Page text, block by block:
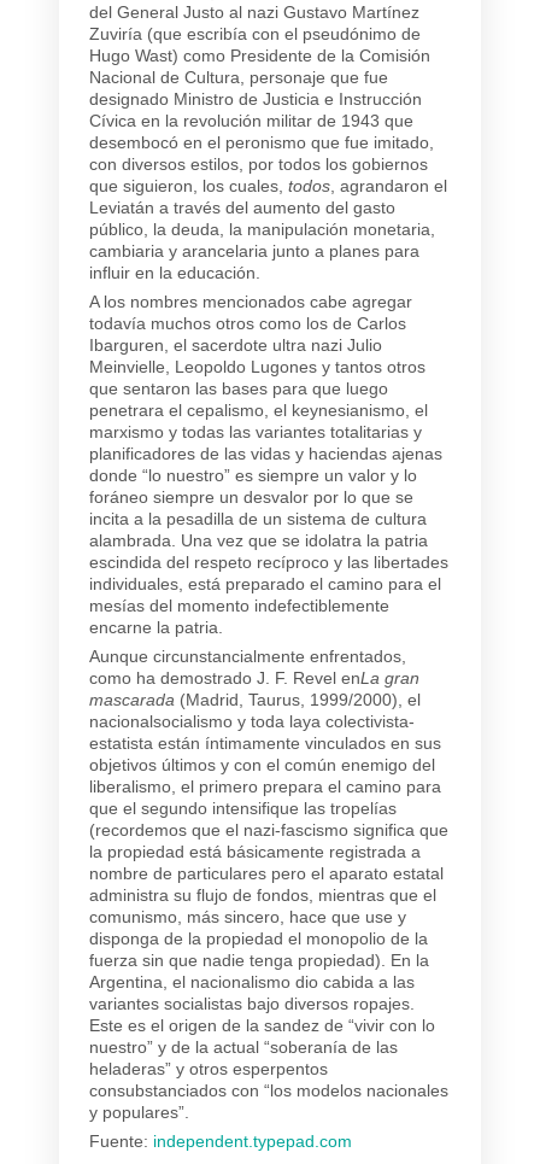
del General Justo al nazi Gustavo Martínez
Zuviría (que escribía con el pseudónimo de
Hugo Wast) como Presidente de la Comisión
Nacional de Cultura, personaje que fue
designado Ministro de Justicia e Instrucción
Cívica en la revolución militar de 1943 que
desembocó en el peronismo que fue imitado,
con diversos estilos, por todos los gobiernos
que siguieron, los cuales, todos, agrandaron el
Leviatán a través del aumento del gasto
público, la deuda, la manipulación monetaria,
cambiaria y arancelaria junto a planes para
influir en la educación.
A los nombres mencionados cabe agregar
todavía muchos otros como los de Carlos
Ibarguren, el sacerdote ultra nazi Julio
Meinvielle, Leopoldo Lugones y tantos otros
que sentaron las bases para que luego
penetrara el cepalismo, el keynesianismo, el
marxismo y todas las variantes totalitarias y
planificadores de las vidas y haciendas ajenas
donde “lo nuestro” es siempre un valor y lo
foráneo siempre un desvalor por lo que se
incita a la pesadilla de un sistema de cultura
alambrada. Una vez que se idolatra la patria
escindida del respeto recíproco y las libertades
individuales, está preparado el camino para el
mesías del momento indefectiblemente
encarne la patria.
Aunque circunstancialmente enfrentados,
como ha demostrado J. F. Revel enLa gran
mascarada (Madrid, Taurus, 1999/2000), el
nacionalsocialismo y toda laya colectivista-
estatista están íntimamente vinculados en sus
objetivos últimos y con el común enemigo del
liberalismo, el primero prepara el camino para
que el segundo intensifique las tropelías
(recordemos que el nazi-fascismo significa que
la propiedad está básicamente registrada a
nombre de particulares pero el aparato estatal
administra su flujo de fondos, mientras que el
comunismo, más sincero, hace que use y
disponga de la propiedad el monopolio de la
fuerza sin que nadie tenga propiedad). En la
Argentina, el nacionalismo dio cabida a las
variantes socialistas bajo diversos ropajes.
Este es el origen de la sandez de “vivir con lo
nuestro” y de la actual “soberanía de las
heladeras” y otros esperpentos
consubstanciados con “los modelos nacionales
y populares”.
Fuente: independent.typepad.com